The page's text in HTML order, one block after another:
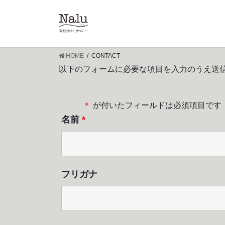
HOME CONTACT
以下のフォームに必要な項目を入力のうえ送
＊ が付いたフィールドは必須項目です
名前 *
フリガナ